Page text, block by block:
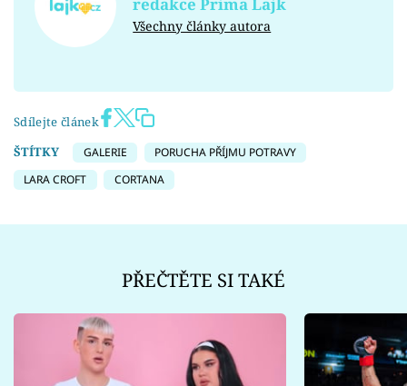
Všechny články autora
Sdílejte článek
ŠTÍTKY
GALERIE
PORUCHA PŘÍJMU POTRAVY
LARA CROFT
CORTANA
PŘEČTĚTE SI TAKÉ